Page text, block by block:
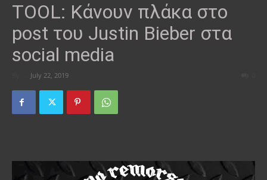
TOOL: Κάνουν πλάκα στο
post του Justin Bieber στα
social media
July 22, 2019